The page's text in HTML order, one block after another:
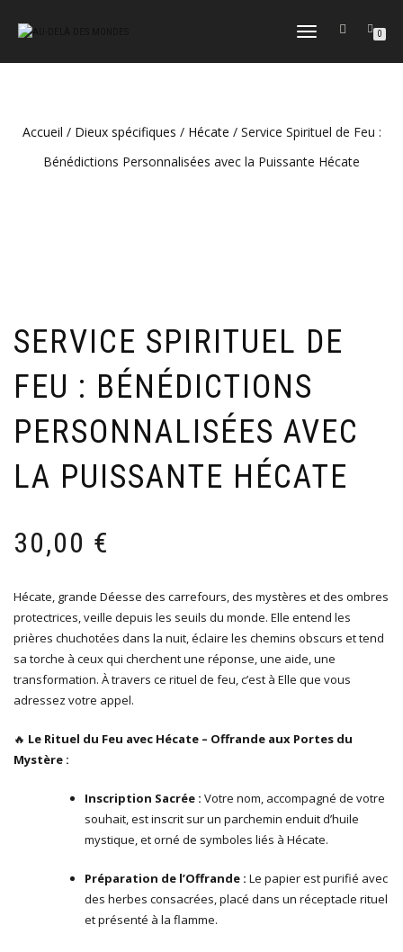
DÉPLIER
NAVIGATION
0
Accueil / Dieux spécifiques / Hécate / Service Spirituel de Feu :
Bénédictions Personnalisées avec la Puissante Hécate
SERVICE SPIRITUEL DE
FEU : BÉNÉDICTIONS
PERSONNALISÉES AVEC
LA PUISSANTE HÉCATE
30,00 €
Hécate, grande Déesse des carrefours, des mystères et des ombres
protectrices, veille depuis les seuils du monde. Elle entend les
prières chuchotées dans la nuit, éclaire les chemins obscurs et tend
sa torche à ceux qui cherchent une réponse, une aide, une
transformation. À travers ce rituel de feu, c’est à Elle que vous
adressez votre appel.
🔥 Le Rituel du Feu avec Hécate – Offrande aux Portes du
Mystère :
Inscription Sacrée : Votre nom, accompagné de votre
souhait, est inscrit sur un parchemin enduit d’huile
mystique, et orné de symboles liés à Hécate.
Préparation de l’Offrande : Le papier est purifié avec
des herbes consacrées, placé dans un réceptacle rituel
et présenté à la flamme.